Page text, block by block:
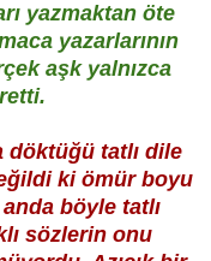
yazmaktan öte
yazarlarının
aşk yalnızca
tatlı dile
ki ömür boyu
böyle tatlı
sözlerin onu